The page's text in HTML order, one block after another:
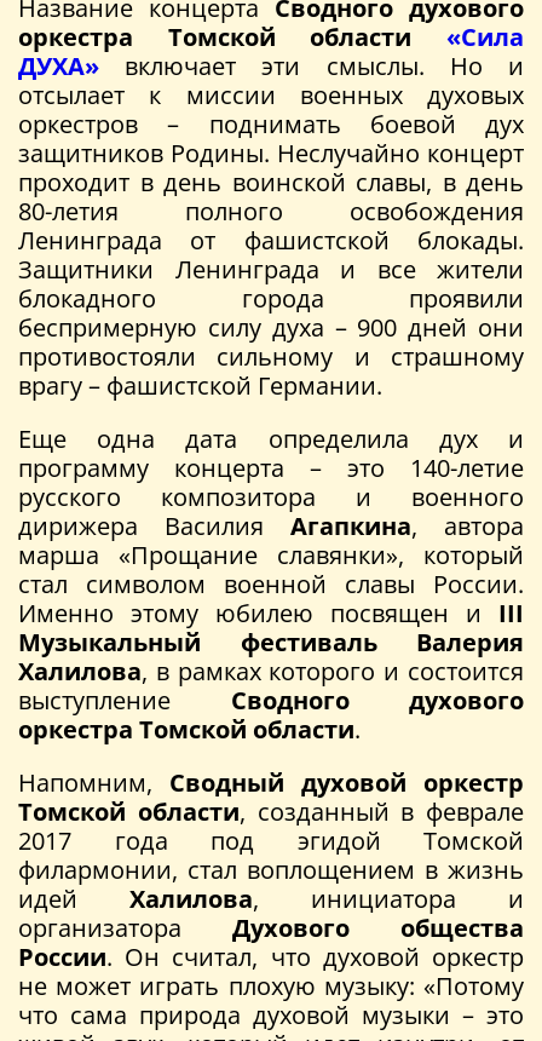
Название концерта Сводного духового
оркестра Томской области
«Сила
ДУХА» включает эти смыслы. Но и
отсылает к миссии военных духовых
оркестров – поднимать боевой дух
защитников Родины. Неслучайно концерт
проходит в день воинской славы, в день
80-летия полного освобождения
Ленинграда от фашистской блокады.
Защитники Ленинграда и все жители
блокадного города проявили
беспримерную силу духа – 900 дней они
противостояли сильному и страшному
врагу – фашистской Германии.
Еще одна дата определила дух и
программу концерта – это 140-летие
русского композитора и военного
дирижера Василия Агапкина, автора
марша «Прощание славянки», который
стал символом военной славы России.
Именно этому юбилею посвящен и III
Музыкальный фестиваль Валерия
Халилова, в рамках которого и состоится
выступление Сводного духового
оркестра Томской области.
Напомним, Сводный духовой оркестр
Томской области, созданный в феврале
2017 года под эгидой Томской
филармонии, стал воплощением в жизнь
идей Халилова, инициатора и
организатора Духового общества
России. Он считал, что духовой оркестр
не может играть плохую музыку: «Потому
что сама природа духовой музыки – это